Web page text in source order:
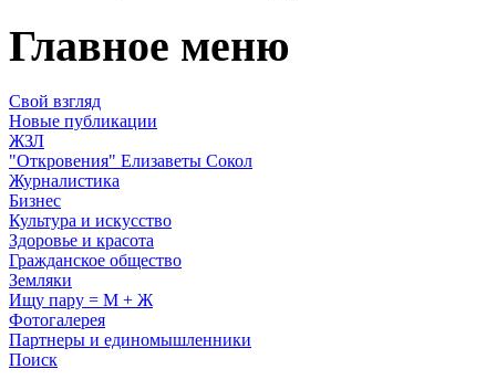
Главное меню
Свой взгляд
Новые публикации
ЖЗЛ
"Откровения" Елизаветы Сокол
Журналистика
Бизнес
Культура и искусство
Здоровье и красота
Гражданское общество
Земляки
Ищу пару = М + Ж
Фотогалерея
Партнеры и единомышленники
Поиск